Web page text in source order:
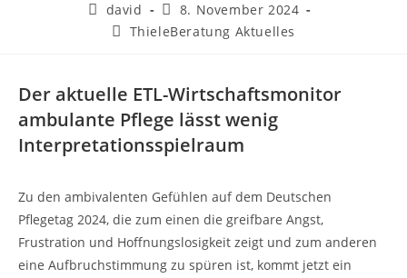
david
8. November 2024
ThieleBeratung Aktuelles
Der aktuelle ETL-Wirtschaftsmonitor
ambulante Pflege lässt wenig
Interpretationsspielraum
Zu den ambivalenten Gefühlen auf dem Deutschen
Pflegetag 2024, die zum einen die greifbare Angst,
Frustration und Hoffnungslosigkeit zeigt und zum anderen
eine Aufbruchstimmung zu spüren ist, kommt jetzt ein